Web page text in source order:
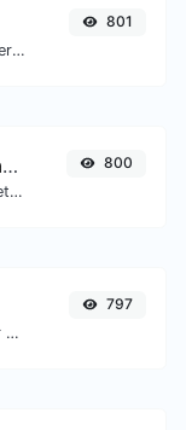
Conte a quantidade de caracteres e palavras de um texto.
801
Random number generator
Generate a random number between a given range.
800
Generate a whirlpool hash for any string input.
797